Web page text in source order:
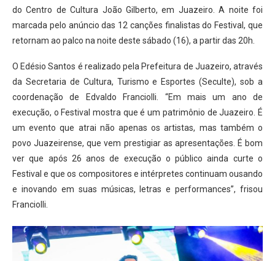
do Centro de Cultura João Gilberto, em Juazeiro. A noite foi
marcada pelo anúncio das 12 canções finalistas do Festival, que
retornam ao palco na noite deste sábado (16), a partir das 20h.
O Edésio Santos é realizado pela Prefeitura de Juazeiro, através
da Secretaria de Cultura, Turismo e Esportes (Seculte), sob a
coordenação de Edvaldo Franciolli. “Em mais um ano de
execução, o Festival mostra que é um patrimônio de Juazeiro. É
um evento que atrai não apenas os artistas, mas também o
povo Juazeirense, que vem prestigiar as apresentações. É bom
ver que após 26 anos de execução o público ainda curte o
Festival e que os compositores e intérpretes continuam ousando
e inovando em suas músicas, letras e performances”, frisou
Franciolli.